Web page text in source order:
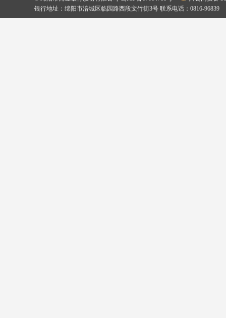
银行地址：绵阳市涪城区临园路西段文竹街3号 联系电话：0816-96839